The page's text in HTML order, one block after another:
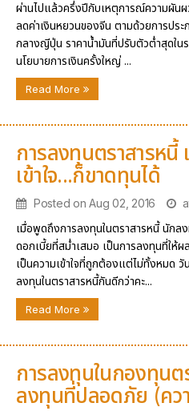
ผ่านไปแล้วครึ่งปีกับเหตุการณ์ความผัน
ลดค่าเงินหยวนของจีน ตามด้วยการปร
กลางญีปุ่น ราคาน้ำมันที่ปรับตัวต่ำสุดใน
นโยบายการเงินครั้งใหญ่ ...
Read More
การลงทุนตราสารหนี้
เข้าใจ...ก็ขาดทุนได้
Posted on Aug 02, 2016
เมื่อพูดถึงการลงทุนในตราสารหนี้ นักล
ดอกเบี้ยที่สม่ำเสมอ เป็นการลงทุนที่ใ
เป็นความเข้าใจที่ถูกต้องแต่ไม่ทั้งหมด วั
ลงทุนในตราสารหนี้กันดีกว่าคะ...
Read More
การลงทุนในกองทุนต
ลงทุนที่ปลอดภัย (คว